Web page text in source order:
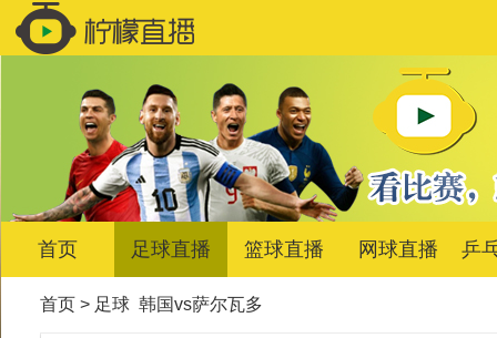
首页 足球直播 篮球直播 网球直播 乒
首页> 足球 韩国vs萨尔瓦多